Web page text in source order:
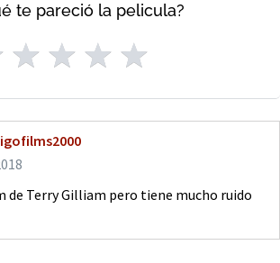
te pareció la pelicula?
de Terry Gilliam pero tiene mucho ruido